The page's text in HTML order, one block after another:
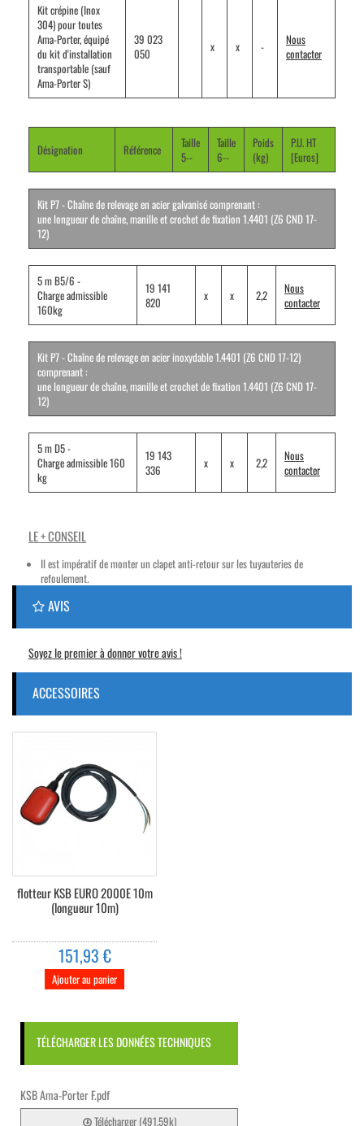
Kit crépine (Inox
304) pour toutes
Ama-Porter, équipé
du kit d'installation
transportable (sauf
Ama-Porter S)
39 023
050
x x -
Nous
contacter
Désignation Référence
Taille
5--
Taille
6--
Poids
(kg)
P.U. HT
[Euros]
Kit P7 - Chaîne de relevage en acier galvanisé comprenant :
une longueur de chaîne, manille et crochet de fixation 1.4401 (Z6 CND 17-
12)
5 m B5/6 -
Chargeadmissible
160kg
19 141
820
x x 2,2
Nous
contacter
Kit P7 -Chaîne de relevage en acier inoxydable 1.4401 (Z6 CND 17-12)
comprenant :
une longueur de chaîne, manille et crochet de fixation 1.4401 (Z6 CND 17-
12)
5 m D5 -
Chargeadmissible160
kg
19 143
336
x x 2,2
Nous
contacter
LE + CONSEIL
Il est impératif de monter un clapet anti-retour sur les tuyauteries de
refoulement.
AVIS
Soyez le premier à donner votre avis !
ACCESSOIRES
flotteur KSB EURO 2000E 10m
(longueur 10m)
151,93 €
Ajouter au panier
TÉLÉCHARGER LES DONNÉES TECHNIQUES
KSB Ama-Porter F.pdf
Télécharger (491.59k)